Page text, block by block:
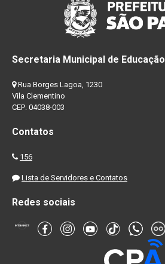
Secretaria Municipal de Educação
Rua Borges Lagoa, 1230
Vila Clementino
CEP: 04038-003
Contatos
156
Lista de Servidores e Contatos
Redes sociais